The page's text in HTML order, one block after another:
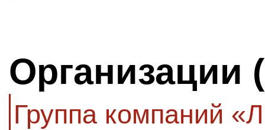
Организации
Группа компаний